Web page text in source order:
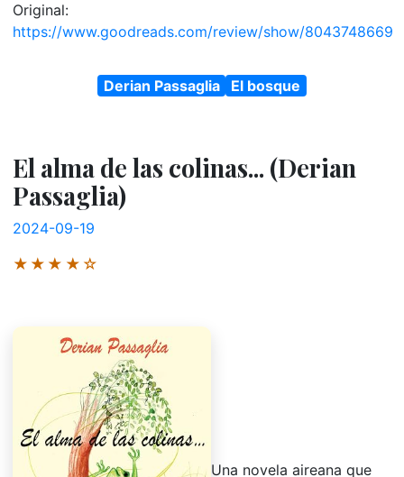
Original:
https://www.goodreads.com/review/show/8043748669
Derian Passaglia El bosque
El alma de las colinas... (Derian
Passaglia)
2024-09-19
★★★★☆
Una novela aireana que